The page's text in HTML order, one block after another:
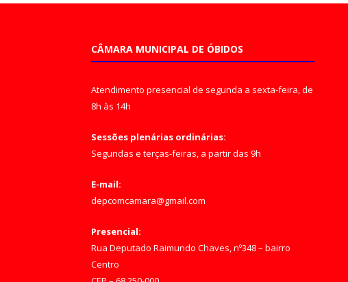
CÂMARA MUNICIPAL DE ÓBIDOS
Atendimento presencial de segunda a sexta-feira, de
8h às 14h
Sessões plenárias ordinárias:
Segundas e terças-feiras, a partir das 9h
E-mail:
depcomcamara@gmail.com
Presencial:
Rua Deputado Raimundo Chaves, nº348 – bairro
Centro